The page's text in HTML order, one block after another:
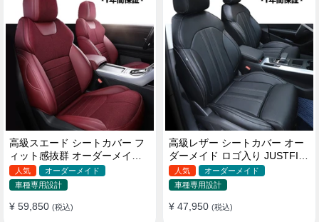
高級スエード シートカバー フ
ィット感抜群 オーダーメイド
耐久性 オシャレ 全席セット
人気
オーダーメイド
車種専用設計
¥ 59,850 (税込)
高級レザー シートカバー オー
ダーメイド ロゴ入り JUSTFIT
保証 耐摩耗性 全席セット
人気
オーダーメイド
車種専用設計
¥ 47,950 (税込)